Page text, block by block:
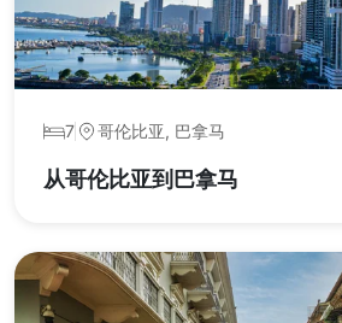
7 哥伦比亚, 巴拿马
从哥伦比亚到巴拿马